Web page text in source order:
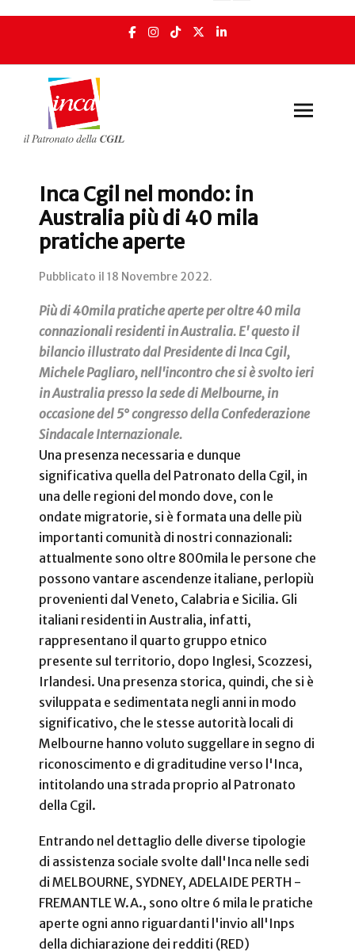
Inca Cgil nel mondo: in
Australia più di 40 mila
pratiche aperte
Pubblicato il 18 Novembre 2022.
Più di 40mila pratiche aperte per oltre 40 mila
connazionali residenti in Australia. E' questo il
bilancio illustrato dal Presidente di Inca Cgil,
Michele Pagliaro, nell'incontro che si è svolto ieri
in Australia presso la sede di Melbourne, in
occasione del 5° congresso della Confederazione
Sindacale Internazionale.
Una presenza necessaria e dunque
significativa quella del Patronato della Cgil, in
una delle regioni del mondo dove, con le
ondate migratorie, si è formata una delle più
importanti comunità di nostri connazionali:
attualmente sono oltre 800mila le persone che
possono vantare ascendenze italiane, perlopiù
provenienti dal Veneto, Calabria e Sicilia. Gli
italiani residenti in Australia, infatti,
rappresentano il quarto gruppo etnico
presente sul territorio, dopo Inglesi, Scozzesi,
Irlandesi. Una presenza storica, quindi, che si è
sviluppata e sedimentata negli anni in modo
significativo, che le stesse autorità locali di
Melbourne hanno voluto suggellare in segno di
riconoscimento e di graditudine verso l'Inca,
intitolando una strada proprio al Patronato
della Cgil.
Entrando nel dettaglio delle diverse tipologie
di assistenza sociale svolte dall'Inca nelle sedi
di MELBOURNE, SYDNEY, ADELAIDE PERTH -
FREMANTLE W.A., sono oltre 6 mila le pratiche
aperte ogni anno riguardanti l'invio all'Inps
della dichiarazione dei redditi (RED)